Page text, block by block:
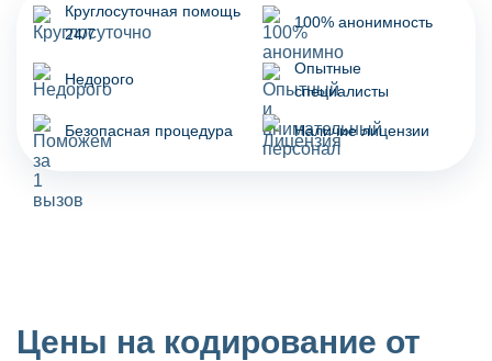
Круглосуточная помощь
24/7
100% анонимность
Недорого
Опытные
специалисты
Безопасная процедура Наличие лицензии
Цены на кодирование от